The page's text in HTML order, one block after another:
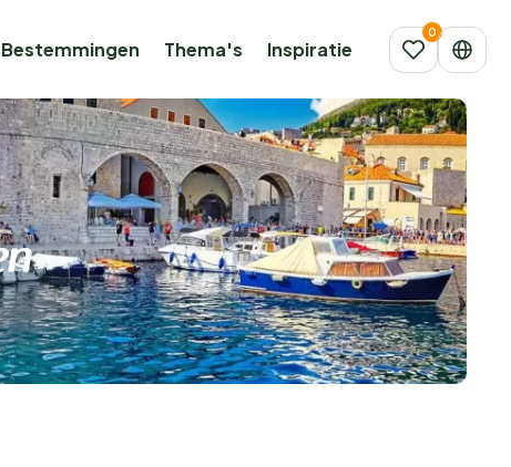
Bestemmingen Thema's Inspiratie